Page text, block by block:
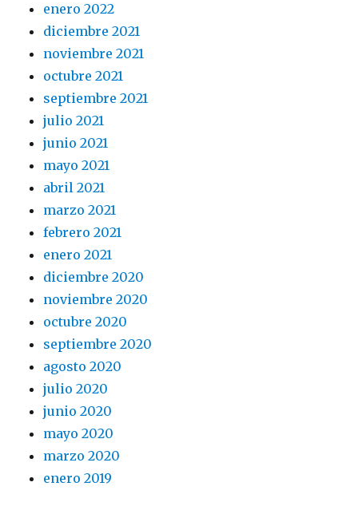
enero 2022
diciembre 2021
noviembre 2021
octubre 2021
septiembre 2021
julio 2021
junio 2021
mayo 2021
abril 2021
marzo 2021
febrero 2021
enero 2021
diciembre 2020
noviembre 2020
octubre 2020
septiembre 2020
agosto 2020
julio 2020
junio 2020
mayo 2020
marzo 2020
enero 2019